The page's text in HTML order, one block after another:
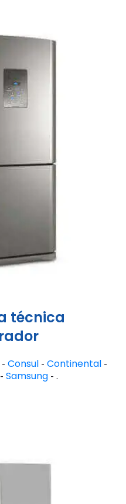
técnica
- Consul - Continental -
- Samsung- .